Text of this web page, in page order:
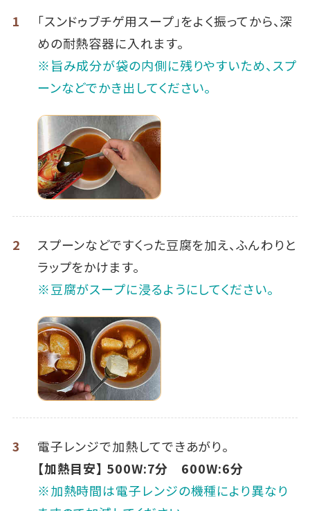
1
「スンドゥブチゲ用スープ」をよく振ってから、深
めの耐熱容器に入れます。
※旨み成分が袋の内側に残りやすいため、スプ
ーンなどでかき出してください。
2
スプーンなどですくった豆腐を加え、ふんわりと
ラップをかけます。
※豆腐がスープに浸るようにしてください。
3
電子レンジで加熱してできあがり。
【加熱目安】 500W:7分 600W:6分
※加熱時間は電子レンジの機種により異なり